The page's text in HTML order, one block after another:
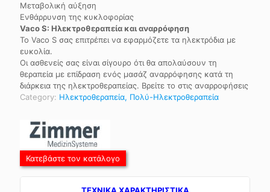
Μεταβολική αύξηση
Ενθάρρυνση της κυκλοφορίας
Vaco S: Ηλεκτροθεραπεία και αναρρόφηση
Το Vaco S σας επιτρέπει να εφαρμόζετε τα ηλεκτρόδια με
ευκολία.
Οι ασθενείς σας είναι σίγουρο ότι θα απολαύσουν τη
θεραπεία με επίδραση ενός μασάζ αναρρόφησης κατά τη
διάρκεια της ηλεκτροθεραπείας. Βρείτε το στις αναρροφήσεις
Category: Ηλεκτροθεραπεία, Πολύ-Ηλεκτροθεραπεία
Κατεβάστε τον κατάλογο